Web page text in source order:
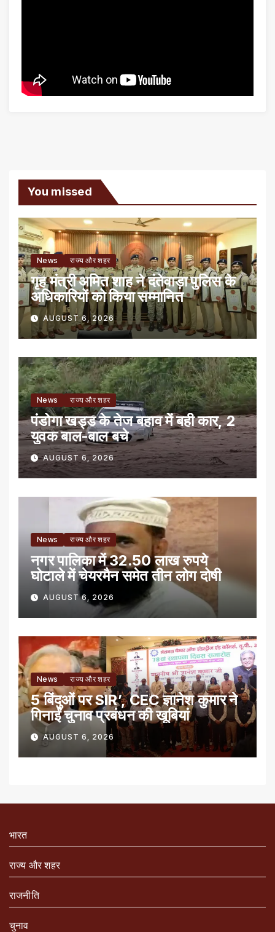
You missed
News राज्य और शहर
गृह मंत्री अमित शाह ने दंतेवाड़ा पुलिस के
अधिकारियों को किया सम्मानित
AUGUST 6, 2026
News राज्य और शहर
पंडोगा खड्ड के तेज बहाव में बही कार, 2
युवक बाल-बाल बचे
AUGUST 6, 2026
News राज्य और शहर
नगर पालिका में 32.50 लाख रुपये
घोटाले में चेयरमैन समेत तीन लोग दोषी
AUGUST 6, 2026
News राज्य और शहर
5 बिंदुओं पर SIR’, CEC ज्ञानेश कुमार ने
गिनाईं चुनाव प्रबंधन की खूबियां
AUGUST 6, 2026
भारत
राज्य और शहर
राजनीति
चुनाव